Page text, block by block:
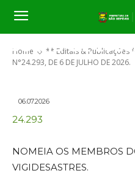
Home ** Editais & Publicações
N°24.293, DE 6 DE JULHO DE 2026.
PORTARIA
JULHO DE
06.07.2026
24.293
NOMEIA OS MEMBROS
VIGIDESASTRES.